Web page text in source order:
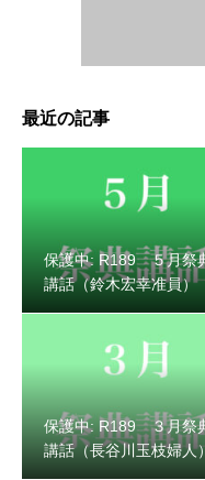
保護中: R189 ３月祭
最近の記事
保護中: R189 ５月祭
講話（鈴木宏幸准員）
保護中: R189 ３月祭
講話（長谷川玉枝婦人